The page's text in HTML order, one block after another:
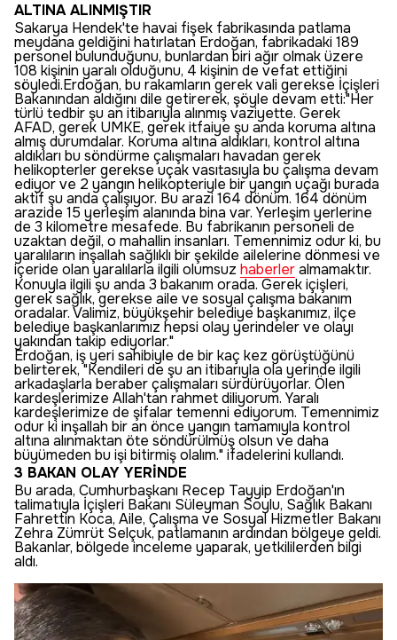
ALTINA ALINMIŞTIR
Sakarya Hendek'te havai fişek fabrikasında patlama
meydana geldiğini hatırlatan Erdoğan, fabrikadaki 189
personel bulunduğunu, bunlardan biri ağır olmak üzere
108 kişinin yaralı olduğunu, 4 kişinin de vefat ettiğini
söyledi.Erdoğan, bu rakamların gerek vali gerekse İçişleri
Bakanından aldığını dile getirerek, şöyle devam etti:"Her
türlü tedbir şu an itibarıyla alınmış vaziyette. Gerek
AFAD, gerek UMKE, gerek itfaiye şu anda koruma altına
almış durumdalar. Koruma altına aldıkları, kontrol altına
aldıkları bu söndürme çalışmaları havadan gerek
helikopterler gerekse uçak vasıtasıyla bu çalışma devam
ediyor ve 2 yangın helikopteriyle bir yangın uçağı burada
aktif şu anda çalışıyor. Bu arazi 164 dönüm. 164 dönüm
arazide 15 yerleşim alanında bina var. Yerleşim yerlerine
de 3 kilometre mesafede. Bu fabrikanın personeli de
uzaktan değil, o mahallin insanları. Temennimiz odur ki, bu
yaralıların inşallah sağlıklı bir şekilde ailelerine dönmesi ve
içeride olan yaralılarla ilgili olumsuz haberleralmamaktır.
Konuyla ilgili şu anda 3 bakanım orada. Gerek içişleri,
gerek sağlık, gerekse aile ve sosyal çalışma bakanım
oradalar. Valimiz, büyükşehir belediye başkanımız, ilçe
belediye başkanlarımız hepsi olay yerindeler ve olayı
yakından takip ediyorlar."
Erdoğan, iş yeri sahibiyle de bir kaç kez görüştüğünü
belirterek, "Kendileri de şu an itibarıyla ola yerinde ilgili
arkadaşlarla beraber çalışmaları sürdürüyorlar. Ölen
kardeşlerimize Allah'tan rahmet diliyorum. Yaralı
kardeşlerimize de şifalar temenni ediyorum. Temennimiz
odur ki inşallah bir an önce yangın tamamıyla kontrol
altına alınmaktan öte söndürülmüş olsun ve daha
büyümeden bu işi bitirmiş olalım." ifadelerini kullandı.
3 BAKAN OLAY YERİNDE
Bu arada, Cumhurbaşkanı Recep Tayyip Erdoğan'ın
talimatıyla İçişleri Bakanı Süleyman Soylu, Sağlık Bakanı
Fahrettin Koca, Aile, Çalışma ve Sosyal Hizmetler Bakanı
Zehra Zümrüt Selçuk, patlamanın ardından bölgeye geldi.
Bakanlar, bölgede inceleme yaparak, yetkililerden bilgi
aldı.